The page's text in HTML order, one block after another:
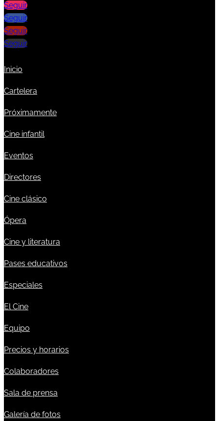
Seguir
Seguir
Seguir
Seguir
Inicio
Cartelera
Próximamente
Cine infantil
Eventos
Directores
Cine clásico
Ópera
Cine y literatura
Pases educativos
Especiales
El Cine
Equipo
Precios y horarios
Colaboradores
Sala de prensa
Galería de fotos